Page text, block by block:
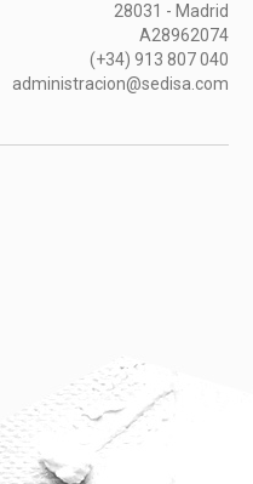
28031 - Madrid
A28962074
(+34) 913 807 040
administracion@sedisa.com